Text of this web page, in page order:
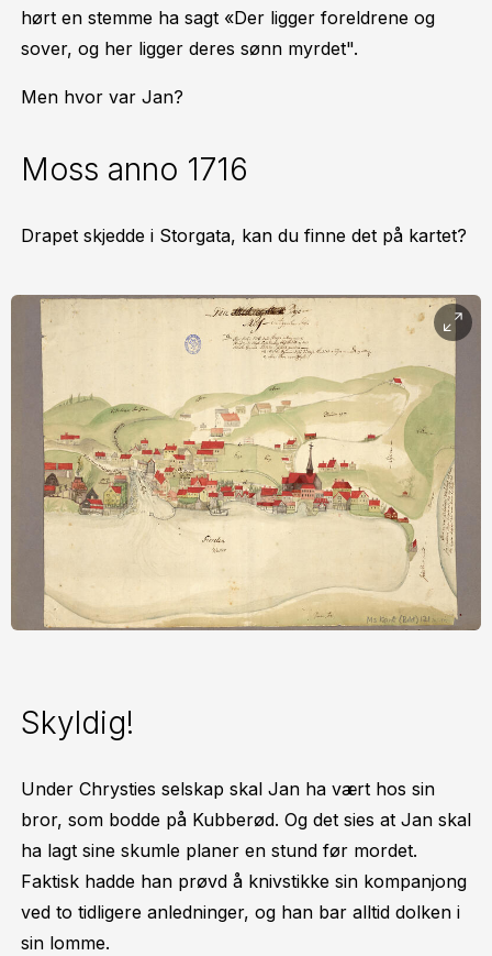
hørt en stemme ha sagt «Der ligger foreldrene og
sover, og her ligger deres sønn myrdet".
Men hvor var Jan?
Moss anno 1716
Drapet skjedde i Storgata, kan du finne det på kartet?
Skyldig!
Under Chrysties selskap skal Jan ha vært hos sin
bror, som bodde på Kubberød. Og det sies at Jan skal
ha lagt sine skumle planer en stund før mordet.
Faktisk hadde han prøvd å knivstikke sin kompanjong
ved to tidligere anledninger, og han bar alltid dolken i
sin lomme.